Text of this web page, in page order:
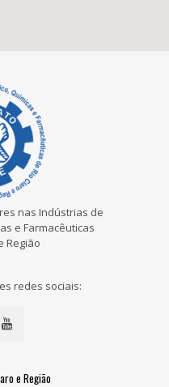
nas Indústrias de
e Farmacêuticas
Região
redes sociais:
e Região